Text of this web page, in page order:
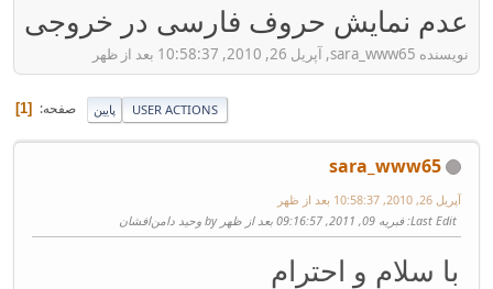
عدم نمایش حروف فارسی در خروجی
نویسنده sara_www65, آپریل 26, 2010, 10:58:37 بعد از ظهر
پایین صفحه 1 USER ACTIONS
sara_www65
آپریل 26, 2010, 10:58:37 بعد از ظهر
Last Edit: فبریه 09, 2011, 09:16:57 بعد از ظهر by وحید دامن‌افشان
با سلام و احترام